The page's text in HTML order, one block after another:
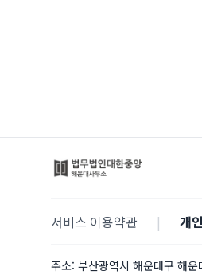
서비스 이용약관 | 개
주소: 부산광역시 해운대구 해